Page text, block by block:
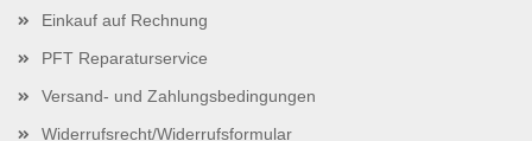
Einkauf auf Rechnung
PFT Reparaturservice
Versand- und Zahlungsbedingungen
Widerrufsrecht/Widerrufsformular